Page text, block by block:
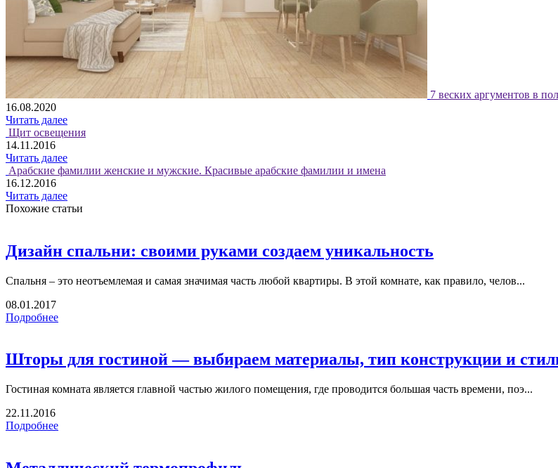
7 веских аргументов в
16.08.2020
Читать далее
Щит освещения
14.11.2016
Читать далее
Арабские фамилии женские и мужские. Красивые арабские фамилии и имена
16.12.2016
Читать далее
Похожие статьи
Дизайн спальни: своими руками создаем уникальность
Спальня – это неотъемлемая и самая значимая часть любой квартиры. В этой комнате, как правило, челов...
08.01.2017
Подробнее
Шторы для гостиной — выбираем материалы, тип конструкции и
Гостиная комната является главной частью жилого помещения, где проводится большая часть времени, поэ...
22.11.2016
Подробнее